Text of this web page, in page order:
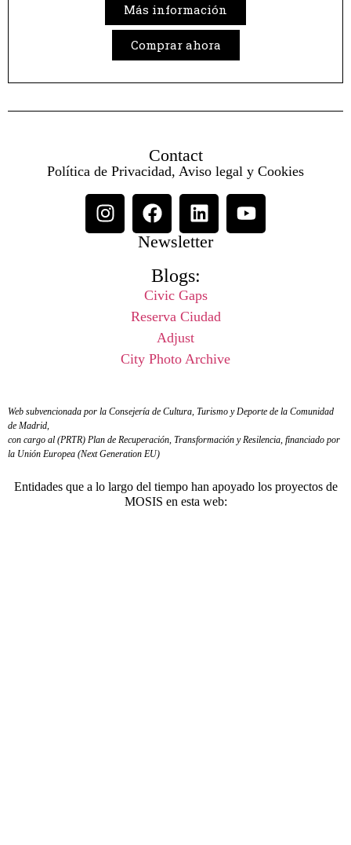
Más información
Comprar ahora
Contact
Política de Privacidad, Aviso legal y Cookies
Newsletter
Blogs:
Civic Gaps
Reserva Ciudad
Adjust
City Photo Archive
Web subvencionada por la Consejería de Cultura, Turismo y Deporte de la Comunidad
de Madrid,
con cargo al (PRTR) Plan de Recuperación, Transformación y Resilencia, financiado por
la Unión Europea (Next Generation EU)
Entidades que a lo largo del tiempo han apoyado los proyectos de
MOSIS en esta web: